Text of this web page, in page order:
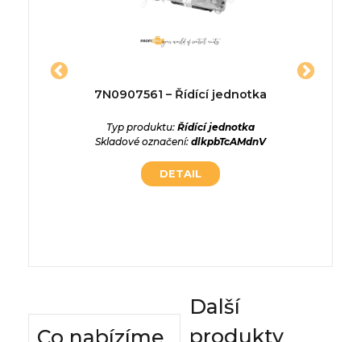
7N0907561 – Řídící jednotka
Typ produktu: Řídící jednotka
Skladové označení: dlkpbTcAMdnV
DETAIL
Co nabízíme
Další
produkty